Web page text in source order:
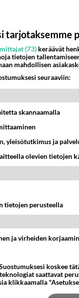
nyt se tänne
tarjotaksemme
(73) keräävät
tietojen
mahdollisen
seuraaviin:
skannaamalla
yleisötutkimus ja
olevien tietojen
tietojen perusteella
ja virheiden
koskee
saattavat
klikkaamalla